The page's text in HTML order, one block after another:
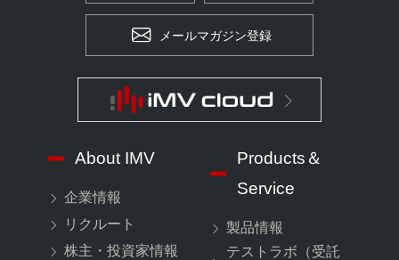
メールマガジン登録
About IMV
企業情報
リクルート
株主・投資家情報
Products＆
Service
製品情報
テストラボ（受託